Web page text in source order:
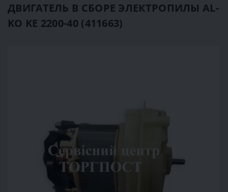
ДВИГАТЕЛЬ В СБОРЕ ЭЛЕКТРОПИЛЫ AL-
KO KE 2200-40 (411663)